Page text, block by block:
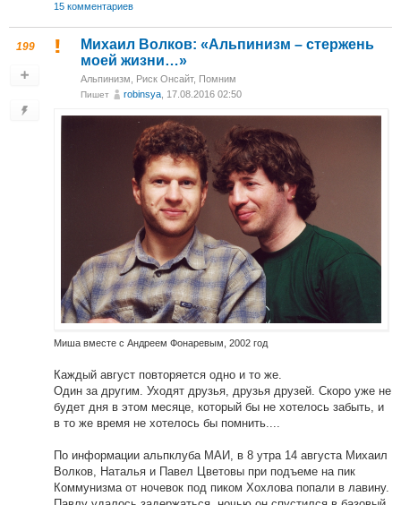
15 комментариев
199
Михаил Волков: «Альпинизм – стержень
моей жизни…»
Альпинизм Риск Онсайт, Помним
Пишет robinsya , 17.08.2016 02:50
Миша вместе с Андреем Фонаревым, 2002 год
Каждый август повторяется одно и то же.
Один за другим. Уходят друзья, друзья друзей. Скоро уже не
будет дня в этом месяце, который бы не хотелось забыть, и
в то же время не хотелось бы помнить....
По информации альпклуба МАИ, в 8 утра 14 августа Михаил
Волков, Наталья и Павел Цветовы при подъеме на пик
Коммунизма от ночевок под пиком Хохлова попали в лавину.